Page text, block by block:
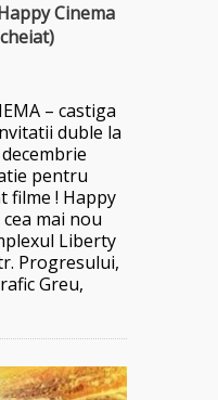
Cinema
– castiga
duble la
pentru
filme ! Happy
mai nou
Liberty
Progresului,
Greu,